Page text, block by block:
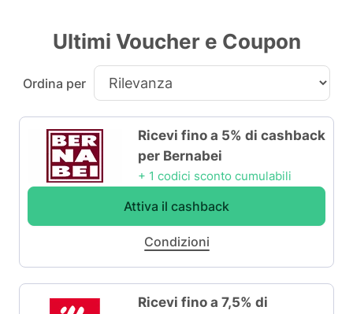
Ultimi Voucher e Coupon
Ordina per
Ricevi fino a 5% di cashback
per Bernabei
+ 1 codici sconto cumulabili
Attiva il cashback
Condizioni
Ricevi fino a 7,5% di